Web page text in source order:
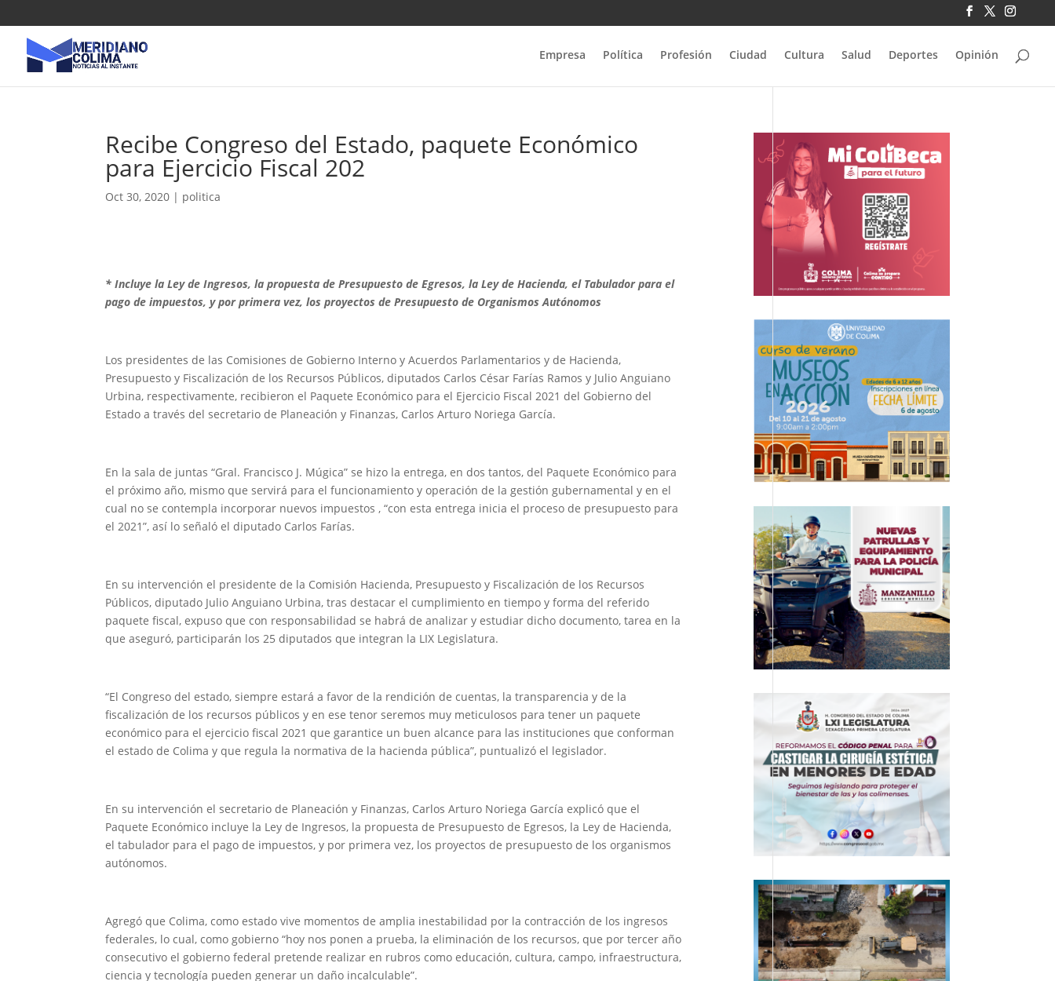
Empresa Política Profesión Ciudad Cultura Salud Deportes Opinión
Recibe Congreso del Estado, paquete Económico
para Ejercicio Fiscal 202
Oct 30, 2020 | politica
* Incluye la Ley de Ingresos, la propuesta de Presupuesto de Egresos, la Ley de Hacienda, el Tabulador para el
pago de impuestos, y por primera vez, los proyectos de Presupuesto de Organismos Autónomos
Los presidentes de las Comisiones de Gobierno Interno y Acuerdos Parlamentarios y de Hacienda,
Presupuesto y Fiscalización de los Recursos Públicos, diputados Carlos César Farías Ramos y Julio Anguiano
Urbina, respectivamente, recibieron el Paquete Económico para el Ejercicio Fiscal 2021 del Gobierno del
Estado a través del secretario de Planeación y Finanzas, Carlos Arturo Noriega García.
En la sala de juntas “Gral. Francisco J. Múgica” se hizo la entrega, en dos tantos, del Paquete Económico para
el próximo año, mismo que servirá para el funcionamiento y operación de la gestión gubernamental y en el
cual no se contempla incorporar nuevos impuestos , “con esta entrega inicia el proceso de presupuesto para
el 2021”, así lo señaló el diputado Carlos Farías.
En su intervención el presidente de la Comisión Hacienda, Presupuesto y Fiscalización de los Recursos
Públicos, diputado Julio Anguiano Urbina, tras destacar el cumplimiento en tiempo y forma del referido
paquete fiscal, expuso que con responsabilidad se habrá de analizar y estudiar dicho documento, tarea en la
que aseguró, participarán los 25 diputados que integran la LIX Legislatura.
“El Congreso del estado, siempre estará a favor de la rendición de cuentas, la transparencia y de la
fiscalización de los recursos públicos y en ese tenor seremos muy meticulosos para tener un paquete
económico para el ejercicio fiscal 2021 que garantice un buen alcance para las instituciones que conforman
el estado de Colima y que regula la normativa de la hacienda pública”, puntualizó el legislador.
En su intervención el secretario de Planeación y Finanzas, Carlos Arturo Noriega García explicó que el
Paquete Económico incluye la Ley de Ingresos, la propuesta de Presupuesto de Egresos, la Ley de Hacienda,
el tabulador para el pago de impuestos, y por primera vez, los proyectos de presupuesto de los organismos
autónomos.
Agregó que Colima, como estado vive momentos de amplia inestabilidad por la contracción de los ingresos
federales, lo cual, como gobierno “hoy nos ponen a prueba, la eliminación de los recursos, que por tercer año
consecutivo el gobierno federal pretende realizar en rubros como educación, cultura, campo, infraestructura,
ciencia y tecnología pueden generar un daño incalculable”.